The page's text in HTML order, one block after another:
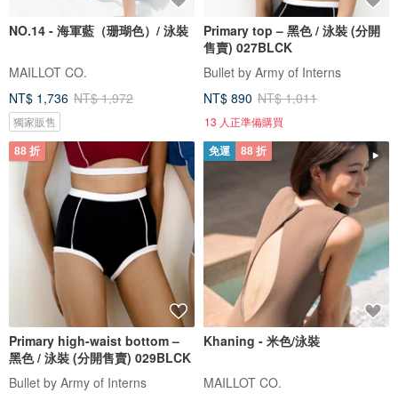
NO.14 - 海軍藍（珊瑚色）/ 泳裝
MAILLOT CO.
NT$ 1,736 NT$ 1,972
獨家販售
Primary top – 黑色 / 泳裝 (分開
售賣) 027BLCK
Bullet by Army of Interns
NT$ 890 NT$ 1,011
13 人正準備購買
88 折
Primary high-waist bottom –
黑色 / 泳裝 (分開售賣) 029BLCK
Bullet by Army of Interns
免運 88 折
Khaning - 米色/泳裝
MAILLOT CO.